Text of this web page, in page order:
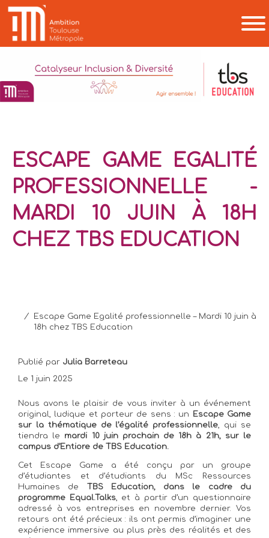
ESCAPE GAME EGALITÉ
PROFESSIONNELLE -
MARDI 10 JUIN À 18H
CHEZ TBS EDUCATION
/
Escape Game Egalité professionnelle – Mardi 10 juin à
18h chez TBS Education
Publié par Julia Barreteau
Le 1 juin 2025
Nous avons le plaisir de vous inviter à un événement
original, ludique et porteur de sens : un Escape Game
sur la thématique de l’égalité professionnelle , qui se
tiendra le mardi 10 juin prochain de 18h à 21h, sur le
campus d’Entiore de TBS Education.
Cet Escape Game a été conçu par un groupe
d’étudiantes et d’étudiants du MSc Ressources
Humaines de TBS Education, dans le cadre du
programme Equal.Talks, et à partir d’un questionnaire
adressé à vos entreprises en novembre dernier. Vos
retours ont été précieux : ils ont permis d’imaginer une
expérience immersive au plus près des réalités et des